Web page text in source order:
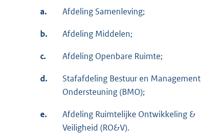
a. Afdeling Samenleving;
b. Afdeling Middelen;
c. Afdeling Openbare Ruimte;
d.
Stafafdeling Bestuur en Management
Ondersteuning (BMO);
e.
Afdeling Ruimtelijke Ontwikkeling &
Veiligheid (RO&V).